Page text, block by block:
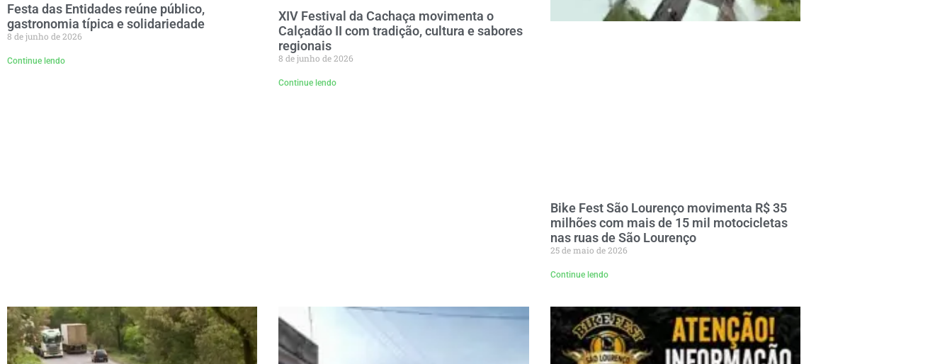
Festa das Entidades reúne público,
gastronomia típica e solidariedade
8 de junho de 2026
Continue lendo
XIV Festival da Cachaça movimenta o
Calçadão II com tradição, cultura e sabores
regionais
8 de junho de 2026
Continue lendo
Bike Fest São Lourenço movimenta R$ 35
milhões com mais de 15 mil motocicletas
nas ruas de São Lourenço
25 de maio de 2026
Continue lendo